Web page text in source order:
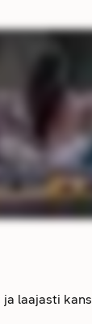
laajasti